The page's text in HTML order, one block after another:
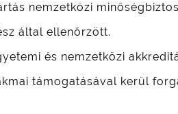
nemzetközi
által ellenőrzött.
és nemzetközi
támogatásával kerül